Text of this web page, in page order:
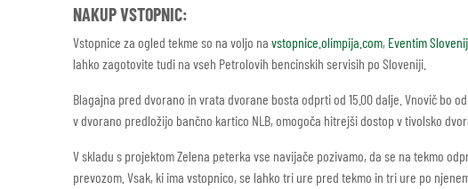
NAKUP VSTOPNIC:
Vstopnice za ogled tekme so na voljo na vstopnice.olimpija.com, Eventim
lahko zagotovite tudi na vseh Petrolovih bencinskih servisih po Sloveniji.
Blagajna pred dvorano in vrata dvorane bosta odprti od 15.00 dalje. Vnovič bo
v dvorano predložijo bančno kartico NLB, omogoča hitrejši dostop v tivolsko
V skladu s projektom Zelena peterka vse navijače pozivamo, da se na tekmo
prevozom. Vsak, ki ima vstopnico, se lahko tri ure pred tekmo in tri ure po